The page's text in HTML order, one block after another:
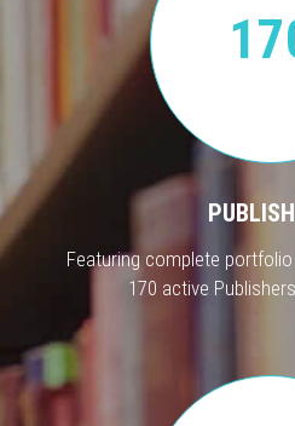
Featuring complete
170 active